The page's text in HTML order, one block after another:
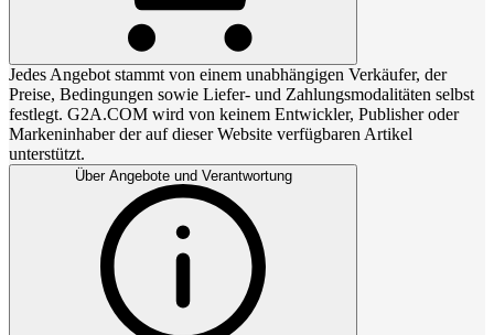
Jedes Angebot stammt von einem unabhängigen Verkäufer, der
Preise, Bedingungen sowie Liefer- und Zahlungsmodalitäten selbst
festlegt. G2A.COM wird von keinem Entwickler, Publisher oder
Markeninhaber der auf dieser Website verfügbaren Artikel
unterstützt.
Über Angebote und Verantwortung